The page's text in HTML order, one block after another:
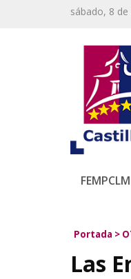
sábado, 8
FEMPCLM
Portada >
Las